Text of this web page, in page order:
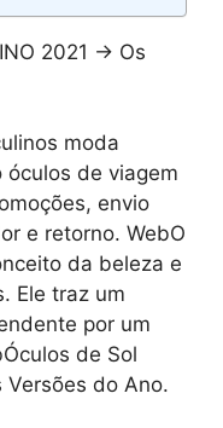
moda
de viagem
envio
e retorno. WebO
da beleza e
Ele traz um
por um
de Sol
Versões do Ano.